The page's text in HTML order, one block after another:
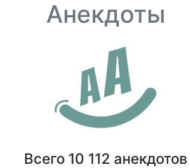
Анекдоты
Всего 10 112 анекдотов